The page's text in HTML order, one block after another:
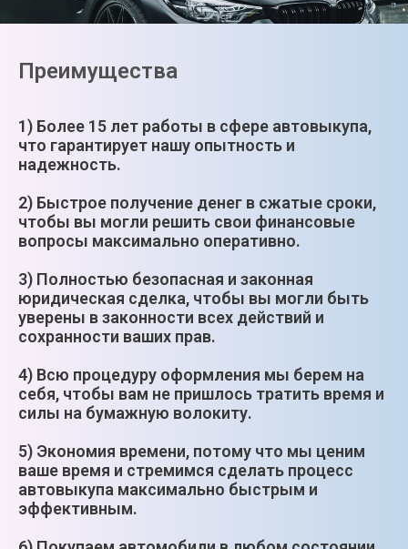
Преимущества
1) Более 15 лет работы в сфере автовыкупа,
что гарантирует нашу опытность и
надежность.
2) Быстрое получение денег в сжатые сроки,
чтобы вы могли решить свои финансовые
вопросы максимально оперативно.
3) Полностью безопасная и законная
юридическая сделка, чтобы вы могли быть
уверены в законности всех действий и
сохранности ваших прав.
4) Всю процедуру оформления мы берем на
себя, чтобы вам не пришлось тратить время и
силы на бумажную волокиту.
5) Экономия времени, потому что мы ценим
ваше время и стремимся сделать процесс
автовыкупа максимально быстрым и
эффективным.